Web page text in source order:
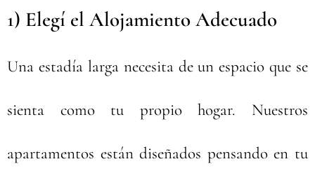
1) Elegí el Alojamiento Adecuado
Una estadía larga necesita de un espacio que se
sienta como tu propio hogar. Nuestros
apartamentos están diseñados pensando en tu